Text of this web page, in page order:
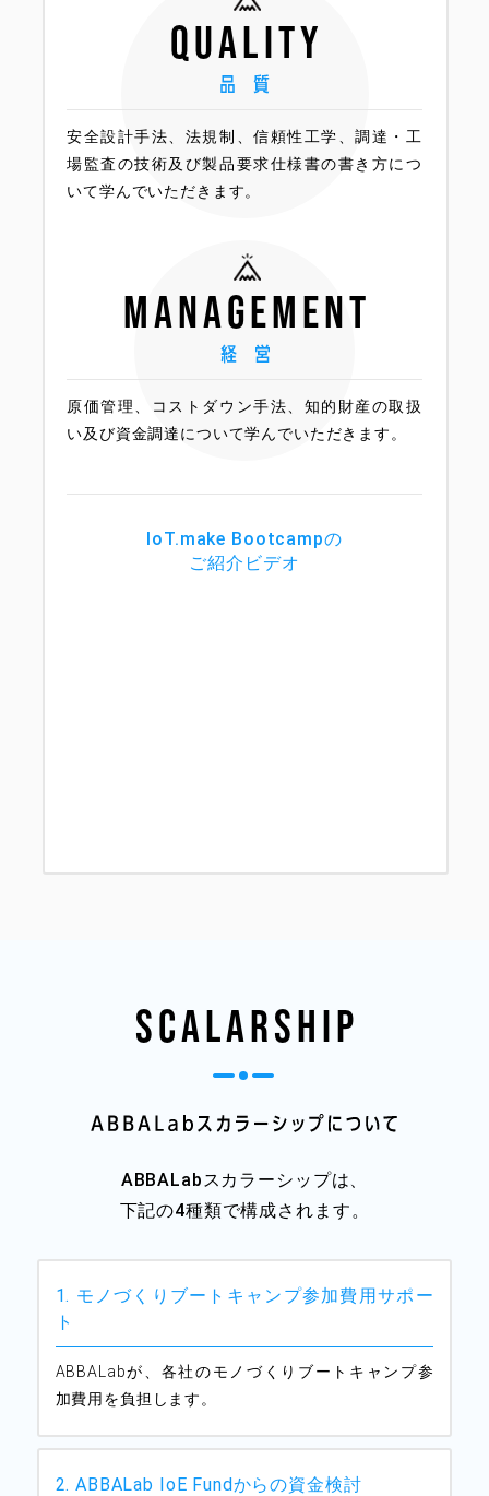
quality
安全設計手法、法規制、信頼性工学、調達・工
場監査の技術及び製品要求仕様書の書き方につ
いて学んでいただきます。
management
原価管理、コストダウン手法、知的財産の取扱
い及び資金調達について学んでいただきます。
IoT.make Bootcampの
ご紹介ビデオ
Scalarship
ABBALabスカラーシップは、
下記の4種類で構成されます。
1. モノづくりブートキャンプ参加費用サポー
ト
ABBALabが、各社のモノづくりブートキャンプ参
加費用を負担します。
2. ABBALab IoE Fundからの資金検討